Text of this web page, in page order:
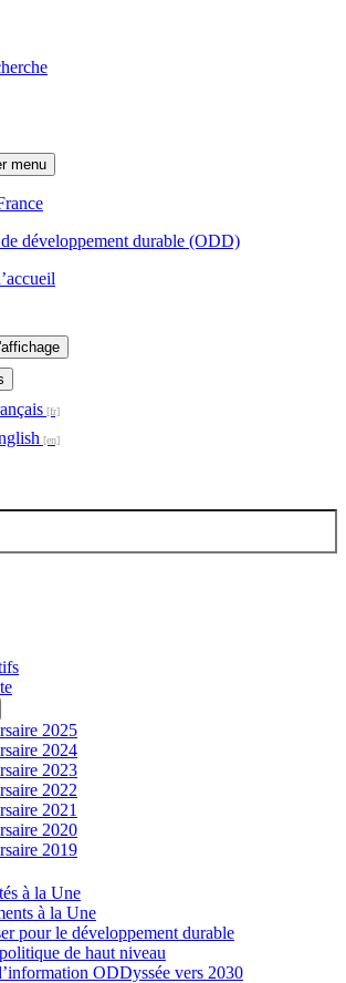
menu
développement durable (ODD)
2025
2024
2023
2022
2021
2020
2019
à la Une
à la Une
pour le développement durable
de haut niveau
ODDyssée vers 2030